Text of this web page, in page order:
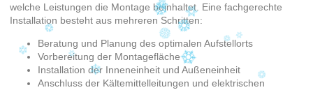
welche Leistungen die Montage beinhaltet. Eine fachgerechte
Installation besteht aus mehreren Schritten:
Beratung und Planung des optimalen Aufstellorts
Vorbereitung der Montagefläche
Installation der Inneneinheit und Außeneinheit
Anschluss der Kältemittelleitungen und elektrischen